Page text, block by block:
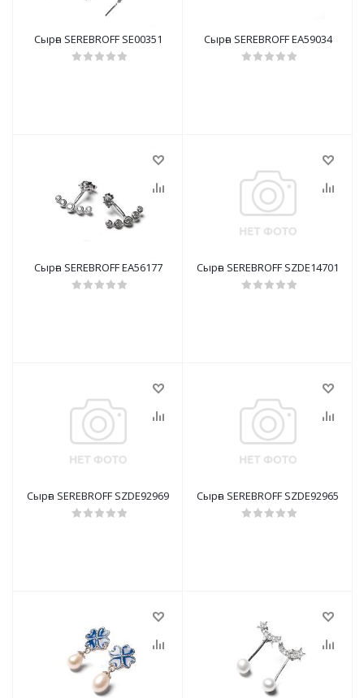
Сырға SEREBROFF SE00351 Сырға SEREBROFF EA59034
Сырға SEREBROFF EA56177 Сырға SEREBROFF SZDE14701
Сырға SEREBROFF SZDE92969 Сырға SEREBROFF SZDE92965